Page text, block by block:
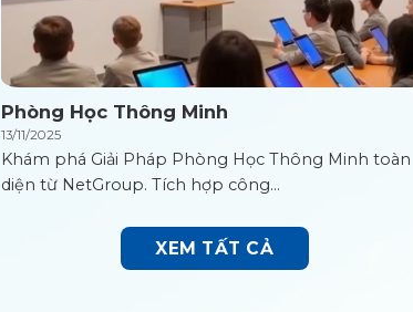
Phòng Học Thông Minh
13/11/2025
Khám phá Giải Pháp Phòng Học Thông Minh toàn
diện từ NetGroup. Tích hợp công...
XEM TẤT CẢ